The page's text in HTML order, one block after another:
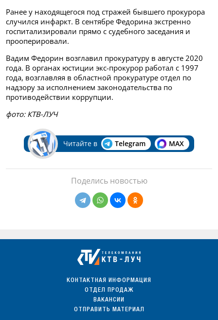
Ранее у находящегося под стражей бывшего прокурора
случился инфаркт. В сентябре Федорина экстренно
госпитализировали прямо с судебного заседания и
прооперировали.
Вадим Федорин возглавил прокуратуру в августе 2020
года. В органах юстиции экс-прокурор работал с 1997
года, возглавляя в областной прокуратуре отдел по
надзору за исполнением законодательства по
противодействии коррупции.
фото: КТВ-ЛУЧ
Читайте в Telegram MAX
Поделись новостью
КОНТАКТНАЯ ИНФОРМАЦИЯ
ОТДЕЛ ПРОДАЖ
ВАКАНСИИ
ОТПРАВИТЬ МАТЕРИАЛ